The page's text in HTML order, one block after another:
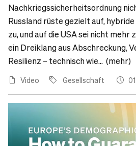
Nachkriegssicherheitsordnung
Russland rüste gezielt auf,
zu, und auf die USA sei nicht
ein Dreiklang aus Abschreckung,
Resilienz – technisch wie... (mehr)
Video Gesellschaft